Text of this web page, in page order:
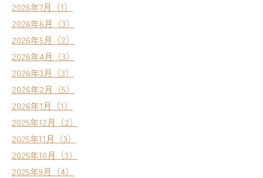
2026年7月（1）
2026年6月（3）
2026年5月（2）
2026年4月（3）
2026年3月（3）
2026年2月（5）
2026年1月（1）
2025年12月（2）
2025年11月（3）
2025年10月（3）
2025年9月（4）